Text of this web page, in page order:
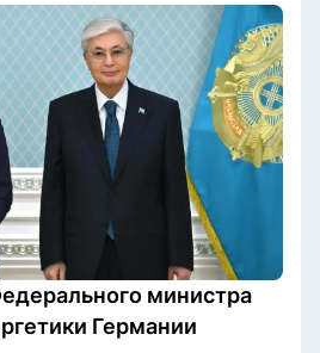
министра
Германии